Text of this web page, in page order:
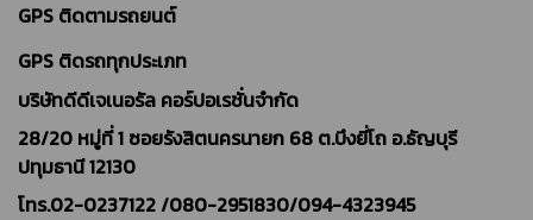
GPS ติดตามรถยนต์
GPS ติดรถทุกประเภท
บริษัทดีดีเจเนอรัล คอร์ปอเรชั่นจำกัด
28/20 หมู่ที่ 1 ซอยรังสิตนครนายก 68 ต.บึงยี่โถ อ.ธัญบุรี
ปทุมธานี 12130
โทร.02-0237122 /080-2951830/094-4323945